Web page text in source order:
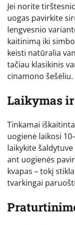
Jei norite
uogas pavirkite
lengvesnio
kaitinimą iki
keisti natūralia
tačiau klasikinis
cinamono šešėliu.
Laikymas
Tinkamai
uogienė laikosi
laikykite
ant uogienės
kvapas – tokį
tvarkingai